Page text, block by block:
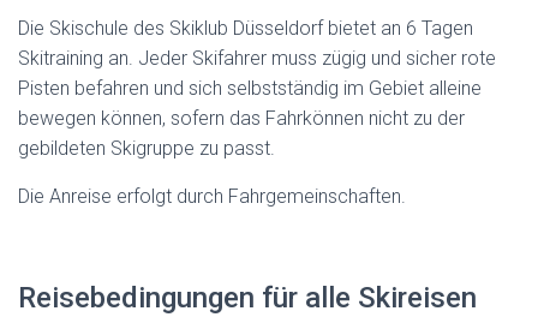
Die Skischule des Skiklub Düsseldorf bietet an 6 Tagen
Skitraining an. Jeder Skifahrer muss zügig und sicher rote
Pisten befahren und sich selbstständig im Gebiet alleine
bewegen können, sofern das Fahrkönnen nicht zu der
gebildeten Skigruppe zu passt.
Die Anreise erfolgt durch Fahrgemeinschaften.
Reisebedingungen für alle Skireisen